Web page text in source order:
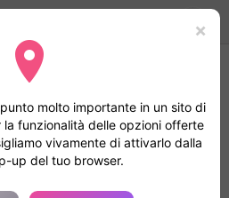
il tuo file verrà studiato
acquisirà la fiducia degli altri
×
molto importante in un sito di
la funzionalità delle opzioni offerte
vivamente di attivarlo dalla
up del tuo browser.